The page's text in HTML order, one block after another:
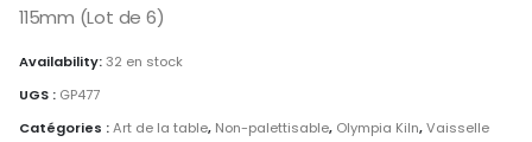
115mm (Lot de 6)
Availability:32 en stock
UGS : GP477
Catégories :Art de la table, Non-palettisable, Olympia Kiln,Vaisselle